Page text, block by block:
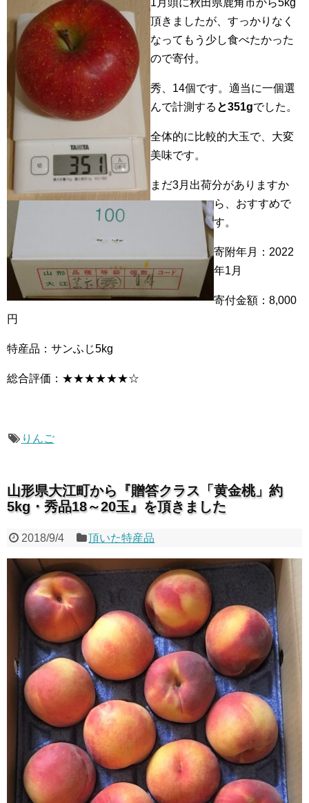
1月頭に秋田県鹿角市から5kg
頂きましたが、すっかりなく
なってもう少し食べたかった
ので寄付。
秀、14個です。適当に一個選
んで計測する と351gでした。
全体的に比較的大玉で、大変
美味です。
まだ3月出荷分がありますか
ら、おすすめで
す。
寄附年月：2022
年1月
寄付金額：8,000
円
特産品：サンふじ5kg
総合評価：★★★★★★☆
りんご
山形県大江町から『贈答クラス「黄金桃」約
5kg・秀品18～20玉』を頂きました
2018/9/4 頂いた特産品